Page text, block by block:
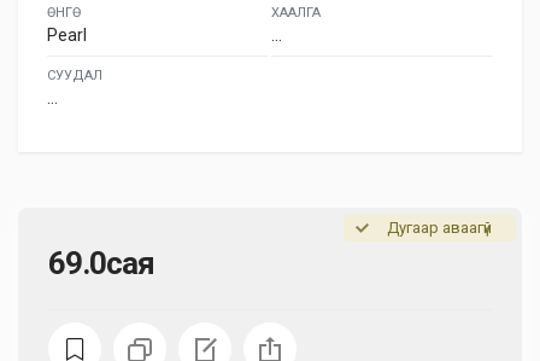
69.0сая
Дугаар аваагүй
ӨНГӨ
Pearl
ХААЛГА
СУУДАЛ